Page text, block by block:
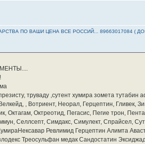
ПО ВАШИ ЦЕНА ВСЕ РОССИЙ... 89663017084 (
труваду ,сутент хумира зомета
, Вотриент, Неорал, Герцептин, Гливек,
Октагам, Октреотид, Пегасис, Пегие трон,
Селлсепт, Симдакс, Симулект, Спрайсел,
Ревлимид Герцептин Алимта
Треосульфан медак Сандостатин